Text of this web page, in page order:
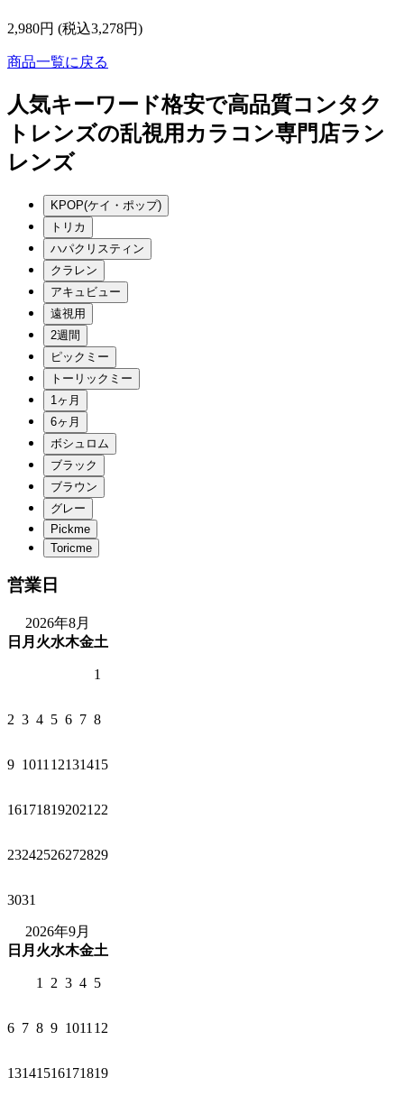
2,980円 (税込3,278円)
商品一覧に戻る
人気キーワード格安で高品質コンタク
トレンズの乱視用カラコン専門店ラン
レンズ
営業日
2026年8月
日 月 火水木金土
1
2 3 4 5 6 7 8
9 1011 12131415
161718192021 22
23242526272829
3031
2026年9月
日 月 火水木金土
1 2 3 4 5
6 7 8 9 1011 12
13141516171819